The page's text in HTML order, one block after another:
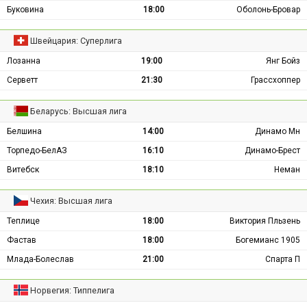
Буковина
18:00 Оболонь-Бровар
Швейцария: Суперлига
Лозанна 19:00
Янг Бойз
Серветт
21:30 Грассхоппер
Беларусь: Высшая лига
Белшина 14:00
Динамо Мн
Торпедо-БелАЗ
16:10
Динамо-Брест
Витебск
18:10 Неман
Чехия: Высшая лига
Теплице 18:00
Виктория Пльзень
Фастав
18:00
Богемианс 1905
Млада-Болеслав
21:00 Спарта П
Норвегия: Типпелига